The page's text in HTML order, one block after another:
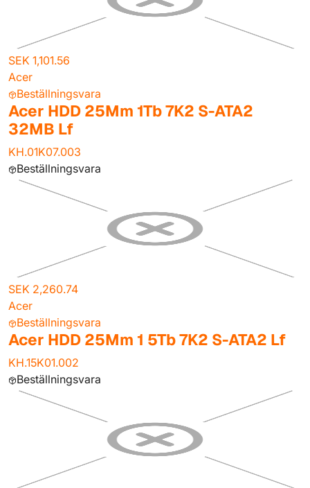
SEK 1,101.56
Acer
Beställningsvara
Acer HDD 25Mm 1Tb 7K2 S-ATA2
32MB Lf
KH.01K07.003
Beställningsvara
SEK 2,260.74
Acer
Beställningsvara
Acer HDD 25Mm 1 5Tb 7K2 S-ATA2 Lf
KH.15K01.002
Beställningsvara